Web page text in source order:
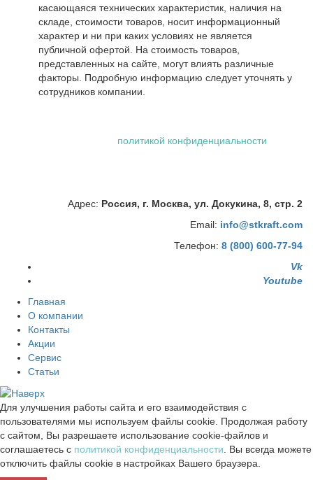
касающаяся технических характеристик, наличия на
складе, стоимости товаров, носит информационный
характер и ни при каких условиях не является
публичной офертой. На стоимость товаров,
представленных на сайте, могут влиять различные
факторы. Подробную информацию следует уточнять у
сотрудников компании.
политикой конфиденциальности
Адрес: Россия, г. Москва, ул. Докукина, 8, стр. 2
Email: info@stkraft.com
Телефон: 8 (800) 600-77-94
Vk
Youtube
Главная
О компании
Контакты
Акции
Сервис
Статьи
Для улучшения работы сайта и его взаимодействия с
пользователями мы используем файлы cookie. Продолжая работу
с сайтом, Вы разрешаете использование cookie-файлов и
соглашаетесь с политикой конфиденциальности . Вы всегда можете
отключить файлы cookie в настройках Вашего браузера.